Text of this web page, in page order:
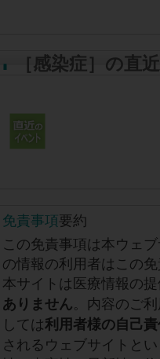
［感染症］の直
免責事項要約
この免責事項は本ウェ
の情報の利用者はこの
本サイトは医療情報の
ありません。内容のご
しては利用者様の自己
されるウェブサイトと